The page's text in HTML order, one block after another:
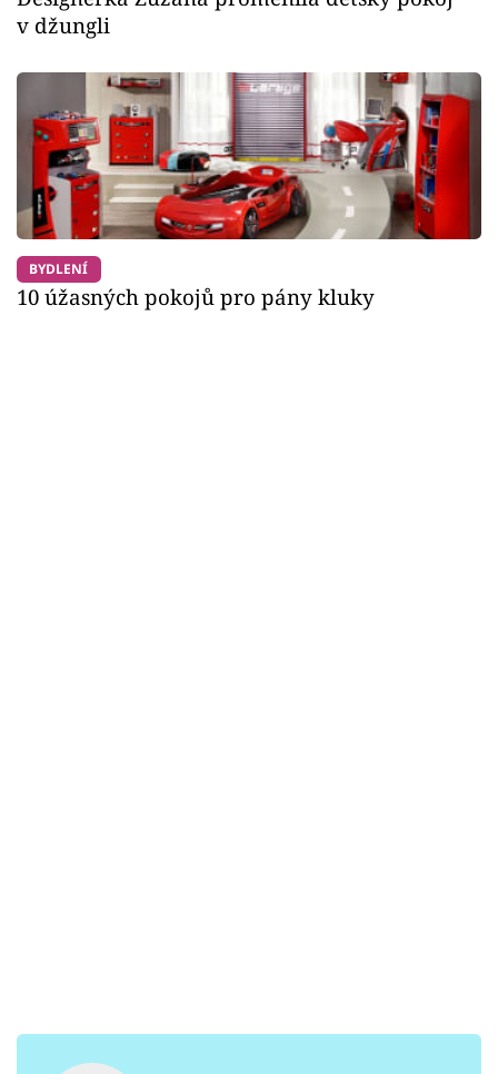
v džungli
BYDLENÍ
10 úžasných pokojů pro pány kluky